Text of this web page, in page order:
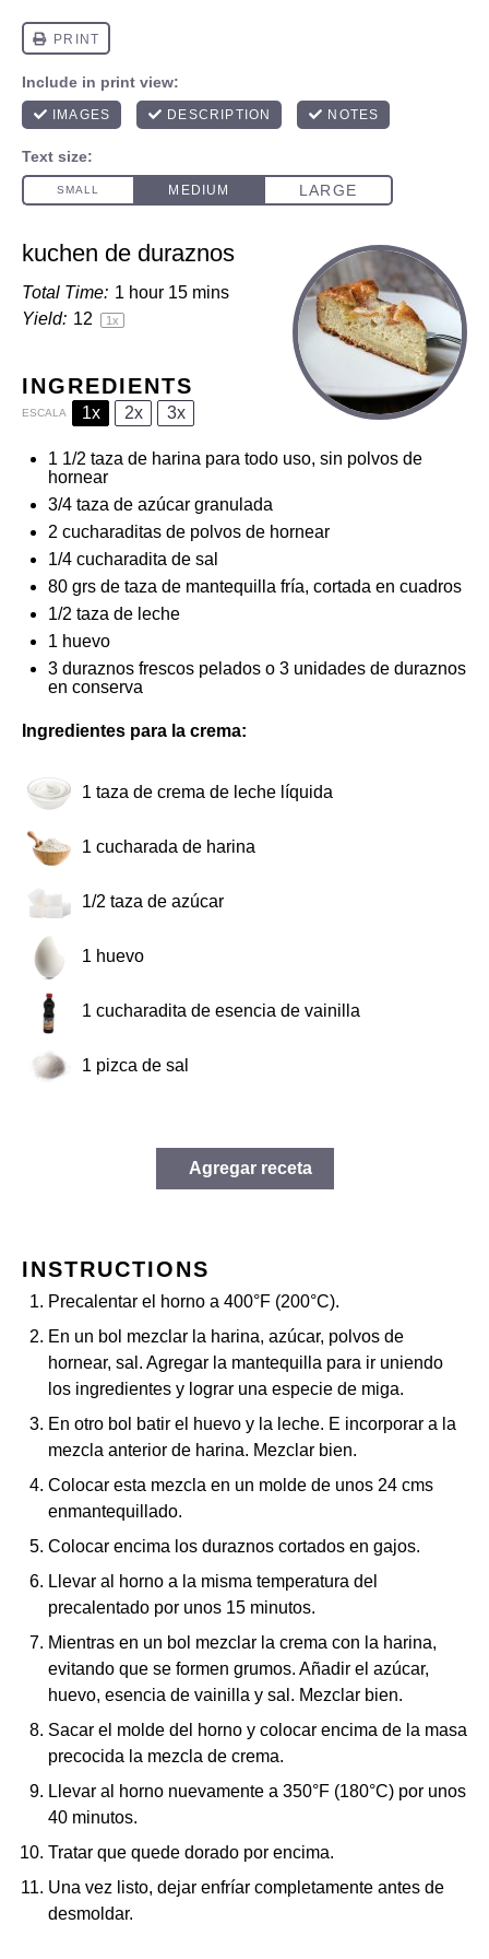
kuchen de duraznos
Total Time: 1 hour 15 mins
Yield: 12 1x
INGREDIENTS
ESCALA 1x 2x 3x
1 1/2 taza de harina para todo uso, sin polvos de
hornear
3/4 taza de azúcar granulada
2 cucharaditas de polvos de hornear
1/4 cucharadita de sal
80 grs de taza de mantequilla fría, cortada en cuadros
1/2 taza de leche
1 huevo
3 duraznos frescos pelados o 3 unidades de duraznos
en conserva
Ingredientes para la crema:
1 taza de crema de leche líquida
1 cucharada de harina
1/2 taza de azúcar
1 huevo
1 cucharadita de esencia de vainilla
1 pizca de sal
Agregar receta
INSTRUCTIONS
Precalentar el horno a 400°F (200°C).
En un bol mezclar la harina, azúcar, polvos de
hornear, sal. Agregar la mantequilla para ir uniendo
los ingredientes y lograr una especie de miga.
En otro bol batir el huevo y la leche. E incorporar a la
mezcla anterior de harina. Mezclar bien.
Colocar esta mezcla en un molde de unos 24 cms
enmantequillado.
Colocar encima los duraznos cortados en gajos.
Llevar al horno a la misma temperatura del
precalentado por unos 15 minutos.
Mientras en un bol mezclar la crema con la harina,
evitando que se formen grumos. Añadir el azúcar,
huevo, esencia de vainilla y sal. Mezclar bien.
Sacar el molde del horno y colocar encima de la masa
precocida la mezcla de crema.
Llevar al horno nuevamente a 350°F (180°C) por unos
40 minutos.
Tratar que quede dorado por encima.
Una vez listo, dejar enfríar completamente antes de
desmoldar.